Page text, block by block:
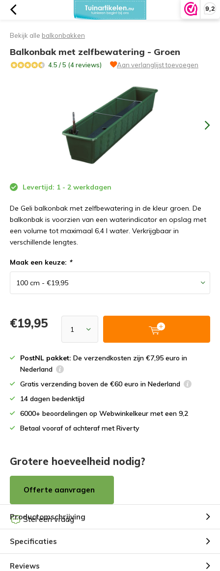
9,2
Bekijk alle balkonbakken
Balkonbak met zelfbewatering - Groen
4.5 / 5 (4 reviews) Aan verlanglijst toevoegen
Levertijd: 1 - 2 werkdagen
De Geli balkonbak met zelfbewatering in de kleur groen. De
balkonbak is voorzien van een waterindicator en opslag met
een volume tot maximaal 6,4 l water. Verkrijgbaar in
verschillende lengtes.
Maak een keuze: *
€19,95
PostNL pakket: De verzendkosten zijn €7,95 euro in
Nederland
Gratis verzending boven de €60 euro in Nederland
14 dagen bedenktijd
6000+ beoordelingen op Webwinkelkeur met een 9,2
Betaal vooraf of achteraf met Riverty
Grotere hoeveelheid nodig?
Offerte aanvragen
Stel een vraag
Productomschrijving
Specificaties
Reviews